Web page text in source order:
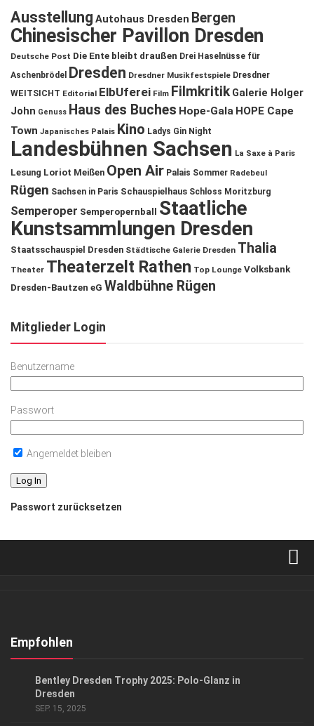
Ausstellung Autohaus Dresden Bergen
Chinesischer Pavillon Dresden
Deutsche Post Die Ente bleibt draußen Drei Haselnüsse für
Aschenbrödel
Dresden Dresdner Musikfestspiele Dresdner
WEITSICHT Editorial ElbUferei Film Filmkritik Galerie Holger
John Genuss Haus des Buches Hope-Gala HOPE Cape
Town Japanisches Palais Kino Ladys Gin Night
Landesbühnen Sachsen La Saxe à Paris
Lesung Loriot Meißen Open Air Palais Sommer Radebeul
Rügen Sachsen in Paris Schauspielhaus Schloss Moritzburg
Semperoper Semperopernball
Staatliche
Kunstsammlungen Dresden
Staatsschauspiel Dresden Städtische Galerie Dresden Thalia
Theater Theaterzelt Rathen Top Lounge Volksbank
Dresden-Bautzen eG Waldbühne Rügen
Mitglieder Login
Benutzername
Passwort
Angemeldet bleiben
Passwort zurücksetzen
Kontakt, Impressum
Empfohlen
Bentley Dresden Trophy 2025: Polo-Glanz in
Dresden
SEP. 15, 2025